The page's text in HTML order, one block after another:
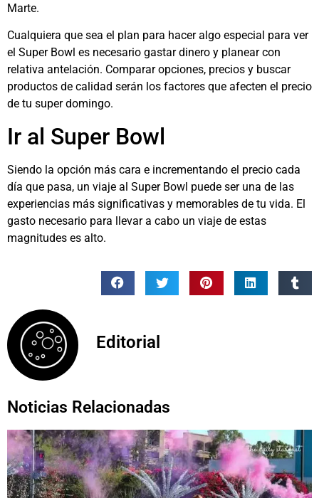
Marte.
Cualquiera que sea el plan para hacer algo especial para ver
el Super Bowl es necesario gastar dinero y planear con
relativa antelación. Comparar opciones, precios y buscar
productos de calidad serán los factores que afecten el precio
de tu super domingo.
Ir al Super Bowl
Siendo la opción más cara e incrementando el precio cada
día que pasa, un viaje al Super Bowl puede ser una de las
experiencias más significativas y memorables de tu vida. El
gasto necesario para llevar a cabo un viaje de estas
magnitudes es alto.
Editorial
Noticias Relacionadas